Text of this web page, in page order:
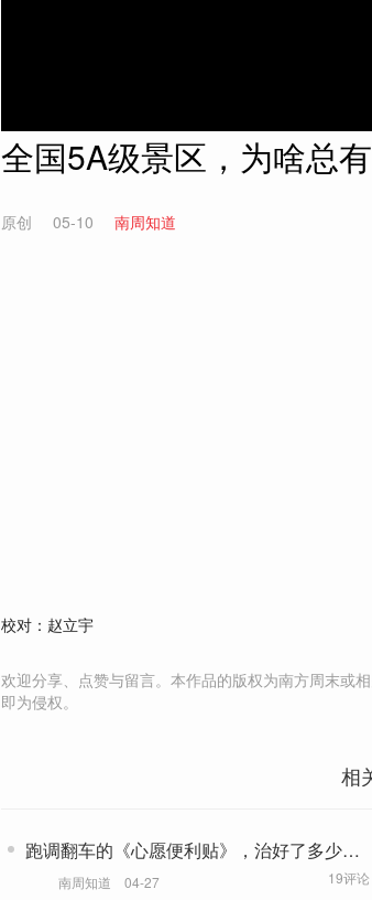
全国5A级景区，为啥总
原创 05-10 南周知道
校对：赵立宇
欢迎分享、点赞与留言。本作品的版权为南方周末或
即为侵权。
相
跑调翻车的《心愿便利贴》，治好了多少中
女的精神内耗
南周知道 04-27 19评论